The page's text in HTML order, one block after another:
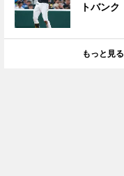
トバンク
もっと見る